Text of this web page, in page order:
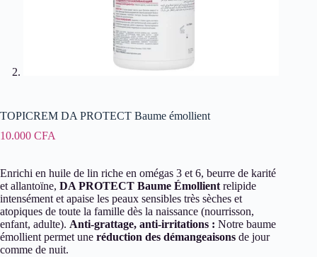
TOPICREM DA PROTECT Baume émollient
10.000 CFA
Enrichi en huile de lin riche en omégas 3 et 6, beurre de karité
et allantoïne, DA PROTECT Baume Émollient relipide
intensément et apaise les peaux sensibles très sèches et
atopiques de toute la famille dès la naissance (nourrisson,
enfant, adulte). Anti-grattage, anti-irritations : Notre baume
émollient permet une réduction des démangeaisons de jour
comme de nuit.